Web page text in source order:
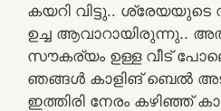
കയറി വിട്ടു.. ശ്രേയയുടെ
ഉച്ച ആവാറായിരുന്നു..
സൗകര്യം ഉള്ള വീട്
ഞങ്ങൾ കാളിങ് ബെൽ
ഇത്തിരി നേരം കഴിഞ്ഞ്